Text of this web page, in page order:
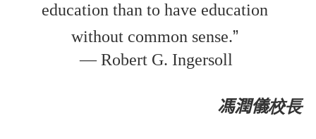
education than to have education
without common sense.”
―Robert G. Ingersoll
馮潤儀校長